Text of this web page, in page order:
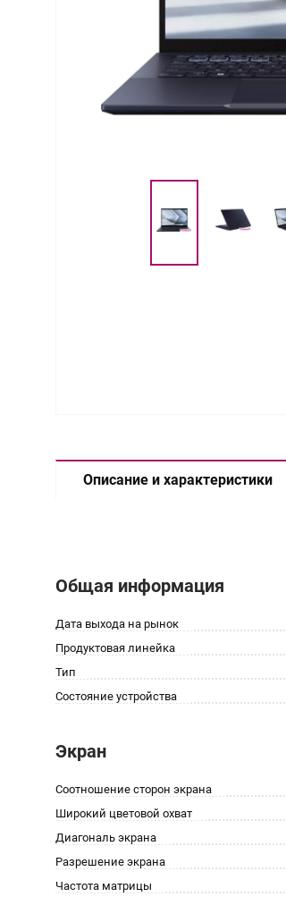
Описание и характеристики
Общая информация
Дата выхода на рынок
Продуктовая линейка
Тип
Состояние устройства
Экран
Соотношение сторон экрана
Широкий цветовой охват
Диагональ экрана
Разрешение экрана
Частота матрицы